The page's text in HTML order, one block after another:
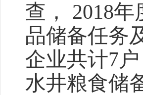
查， 2018
品储备任务
企业共计7
水井粮食储